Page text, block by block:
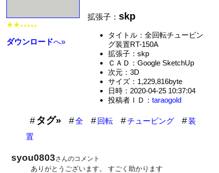
★★ ★★★★★
ダウンロードへ»
拡張子：skp
タイトル：全回転チュービン
グ装置RT-150A
拡張子：skp
ＣＡＤ：Google SketchUp
次元：3D
サイズ：1,229,816byte
日時：2020-04-25 10:37:04
投稿者ＩＤ： taraogold
タグ» 全 回転 チュービング
装
置
syou0803さんのコメント
ありがとうございます。 すごく助かります